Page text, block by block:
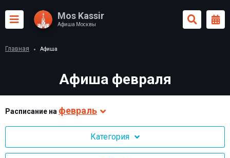
Mos Kassir
Афиша Москвы
Главная Афиша
Афиша февраля
Раcписание на февраль
Категория